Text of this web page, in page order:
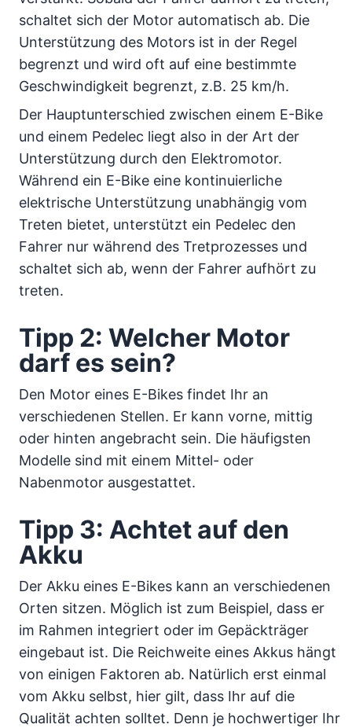
schaltet sich der Motor automatisch ab. Die
Unterstützung des Motors ist in der Regel
begrenzt und wird oft auf eine bestimmte
Geschwindigkeit begrenzt, z.B. 25 km/h.
Der Hauptunterschied zwischen einem E-Bike
und einem Pedelec liegt also in der Art der
Unterstützung durch den Elektromotor.
Während ein E-Bike eine kontinuierliche
elektrische Unterstützung unabhängig vom
Treten bietet, unterstützt ein Pedelec den
Fahrer nur während des Tretprozesses und
schaltet sich ab, wenn der Fahrer aufhört zu
treten.
Tipp 2: Welcher Motor
darf es sein?
Den Motor eines E-Bikes findet Ihr an
verschiedenen Stellen. Er kann vorne, mittig
oder hinten angebracht sein. Die häufigsten
Modelle sind mit einem Mittel- oder
Nabenmotor ausgestattet.
Tipp 3: Achtet auf den
Akku
Der Akku eines E-Bikes kann an verschiedenen
Orten sitzen. Möglich ist zum Beispiel, dass er
im Rahmen integriert oder im Gepäckträger
eingebaut ist. Die Reichweite eines Akkus hängt
von einigen Faktoren ab. Natürlich erst einmal
vom Akku selbst, hier gilt, dass Ihr auf die
Qualität achten solltet. Denn je hochwertiger Ihr